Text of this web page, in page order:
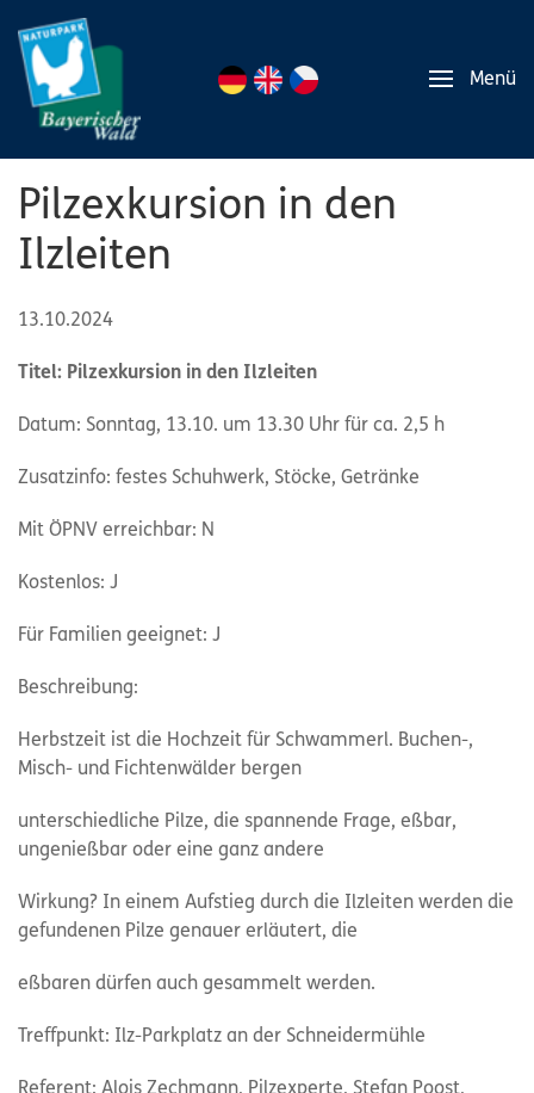
Menü
Pilzexkursion in den
Ilzleiten
13.10.2024
Titel: Pilzexkursion in den Ilzleiten
Datum: Sonntag, 13.10. um 13.30 Uhr für ca. 2,5 h
Zusatzinfo: festes Schuhwerk, Stöcke, Getränke
Mit ÖPNV erreichbar: N
Kostenlos: J
Für Familien geeignet: J
Beschreibung:
Herbstzeit ist die Hochzeit für Schwammerl. Buchen-,
Misch- und Fichtenwälder bergen
unterschiedliche Pilze, die spannende Frage, eßbar,
ungenießbar oder eine ganz andere
Wirkung? In einem Aufstieg durch die Ilzleiten werden die
gefundenen Pilze genauer erläutert, die
eßbaren dürfen auch gesammelt werden.
Treffpunkt: Ilz-Parkplatz an der Schneidermühle